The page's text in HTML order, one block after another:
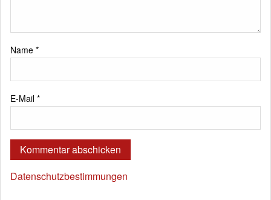
Name *
E-Mail *
Datenschutzbestimmungen